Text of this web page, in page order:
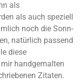
als
als auch speziell
noch die Sonn-
natürlich passend
diese
handgemalten
Zitaten.